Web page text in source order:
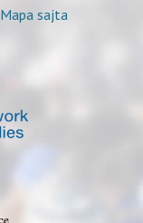
Mapa sajta